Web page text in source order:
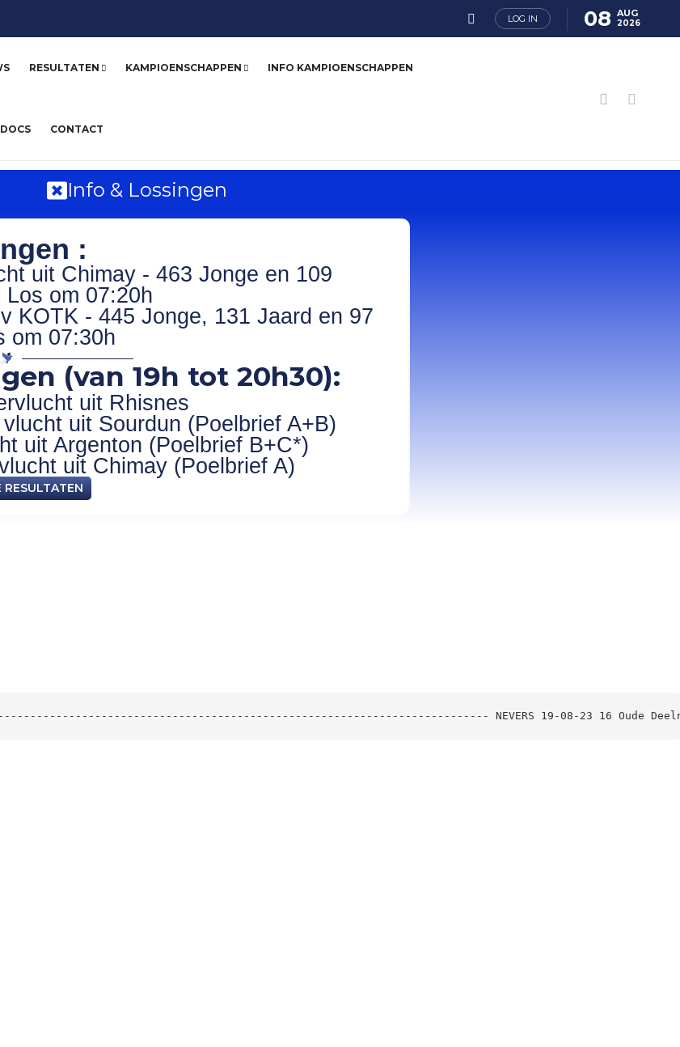
LOG IN 08 AUG
2026
RESULTATEN KAMPIOENSCHAPPEN INFO KAMPIOENSCHAPPEN
CONTACT
Info & Lossingen
:
uit Chimay - 463 Jonge en 109
om 07:20h
KOTK - 445 Jonge, 131 Jaard en 97
om 07:30h
(van 19h tot 20h30):
uit Rhisnes
uit Sourdun (Poelbrief A+B)
uit Argenton (Poelbrief B+C*)
uit Chimay (Poelbrief A)
RESULTATEN
NEVERS 19-08-23 16 Oude Deelnemers:7